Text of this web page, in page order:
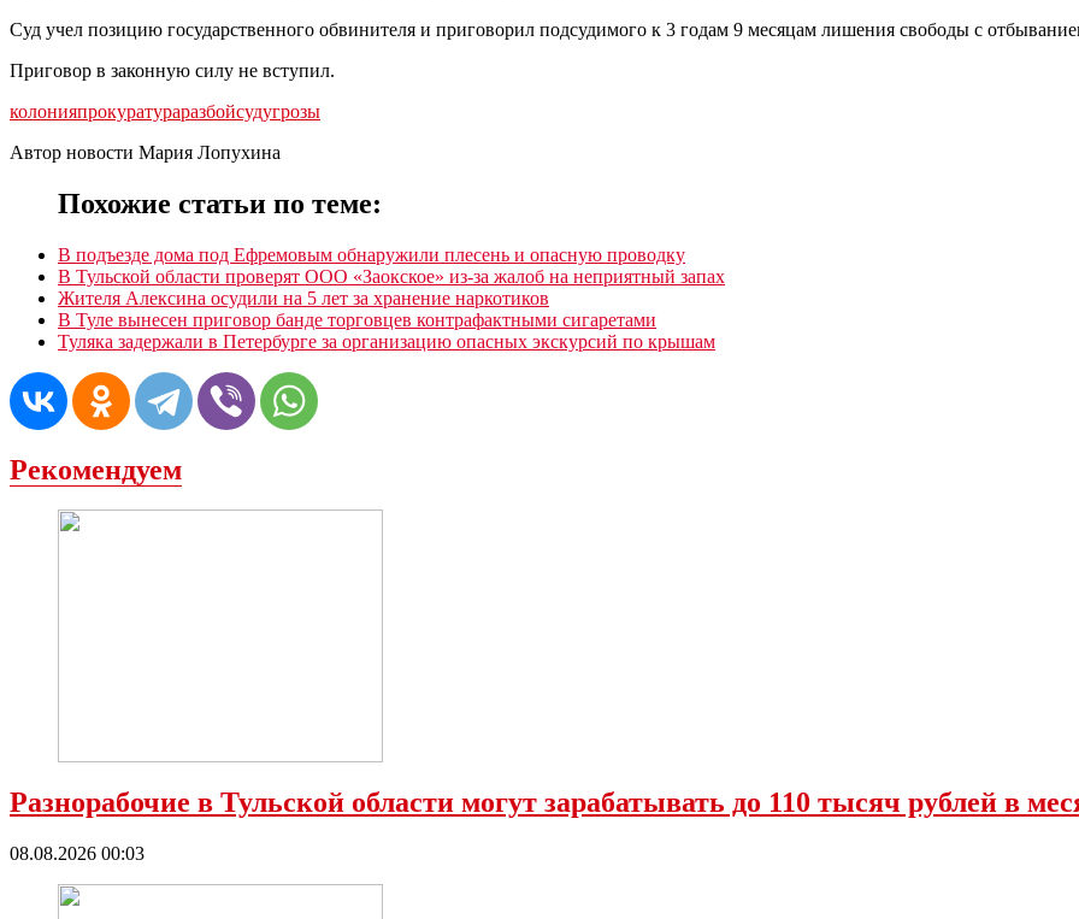
Суд учел позицию государственного обвинителя и приговорил подсудимого к 3 годам 9 месяцам лишения свободы с
Приговор в законную силу не вступил.
колонияпрокуратураразбойсудугрозы
Автор новости Мария Лопухина
Похожие статьи по теме:
В подъезде дома под Ефремовым обнаружили плесень и опасную проводку
В Тульской области проверят ООО «Заокское» из-за жалоб на неприятный запах
Жителя Алексина осудили на 5 лет за хранение наркотиков
В Туле вынесен приговор банде торговцев контрафактными сигаретами
Туляка задержали в Петербурге за организацию опасных экскурсий по крышам
Рекомендуем
Разнорабочие в Тульской области могут зарабатывать до 110 тысяч рублей в
08.08.2026 00:03